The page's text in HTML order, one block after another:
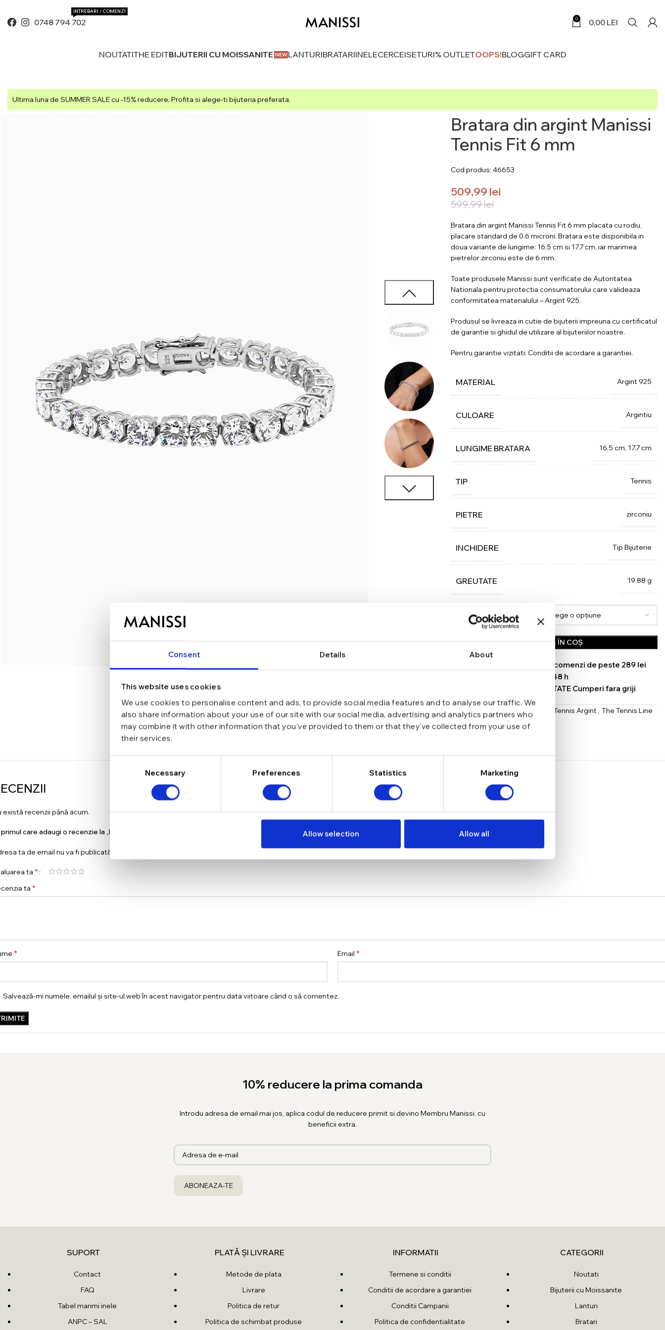
Consent Details About
This website uses cookies
We use cookies to personalise content and ads, to provide social media features and to analyse our traffic. We
also share information about your use of our site with our social media, advertising and analytics partners who
may combine it with other information that you’ve provided to them or that they’ve collected from your use of
their services.
Necessary Preferences Statistics Marketing
Allow selection Allow all
0748 794 702
INTREBARI / COMENZI
0
0,00 LEI
NOUTATITHE EDITBIJUTERII CU MOISSANITE LANTURIBRATARIINELECERCEISETURI% OUTLETOOPS!BLOGGIFT CARD
Ultima luna de SUMMER SALE cu -15% reducere. Profita si alege-ti bijuteria preferata.
Bratara din argint Manissi
Tennis Fit 6 mm
Cod produs: 46653
599,99lei
509,99 lei
Bratara din argint Manissi Tennis Fit 6 mm placata cu rodiu,
placare standard de 0.6 microni. Bratara este disponibila in
doua variante de lungime: 16,5 cm si 17,7 cm, iar marimea
pietrelor zirconiu este de 6 mm.
Toate produsele Manissi sunt verificate de Autoritatea
Nationala pentru protectia consumatorului care valideaza
conformitatea materialului – Argint 925.
Produsul se livreaza in cutie de bijuterii impreuna cu certificatul
de garantie si ghidul de utilizare al bijuteriilor noastre.
Pentru garantie vizitati: Conditii de acordare a garantiei.
MATERIAL Argint 925
CULOARE Argintiu
LUNGIME BRATARA 16.5 cm, 17.7 cm
TIP Tennis
PIETRE zirconiu
INCHIDERE Tip Bijuterie
GREUTATE 19.88 g
LUNGIME BRATARA
ADAUGĂ ÎN COȘ
TRANSPORT GRATUIT la comenzi de peste 289 lei
SCHIMB/RETUR RAPID in 48 h
GARANTIE DE CONFORMITATE Cumperi fara griji
Categorii: Bratari Bratari Tennis Argint , The Tennis Line
există recenzii până acum.
primul care adaugi o recenzie la „Bratara din argint Manissi Tennis Fit 6 mm”
ta de email nu va fi publicată.
ta *
ta *
* Email *
Salvează-mi numele, emailul și site-ul web în acest navigator pentru data viitoare când o să comentez.
10% reducere la prima comanda
Introdu adresa de email mai jos, aplica codul de reducere primit si devino Membru Manissi, cu
beneficii extra.
SUPORT
Contact
FAQ
Tabel marimi inele
ANPC – SAL
PLATĂ ȘI LIVRARE
Metode de plata
Livrare
Politica de retur
Politica de schimbat produse
INFORMATII
Termene si conditii
Conditii de acordare a garantiei
Conditii Campanii
Politica de confidentialitate
CATEGORII
Noutati
Bijuterii cu Moissanite
Lanturi
Bratari